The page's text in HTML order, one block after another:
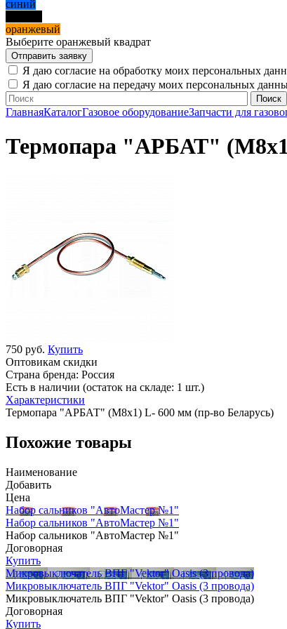
синий
оранжевый
Выберите оранжевый квадрат
Я даю согласие на обработку моих персональных
Я даю согласие на передачу моих персональных
ГлавнаяКаталогГазовое оборудованиеЗапчасти для
Термопара "АРБАТ"
750 руб. Купить
Оптовикам скидки
Страна бренда: Россия
Есть в наличии (остаток на складе: 1 шт.)
Характеристики
Термопара "АРБАТ" (М8х1) L- 600 мм (пр-во Беларусь)
Похожие товары
Наименование
Добавить
Цена
Набор сальников "АвтоМастер №1"
Набор сальников "АвтоМастер №1"
Набор сальников "АвтоМастер №1"
Договорная
Купить
Микровыключатель ВПГ "Vektor" Oasis (3 провода)
Микровыключатель ВПГ "Vektor" Oasis (3 провода)
Микровыключатель ВПГ "Vektor" Oasis (3 провода)
Договорная
Купить